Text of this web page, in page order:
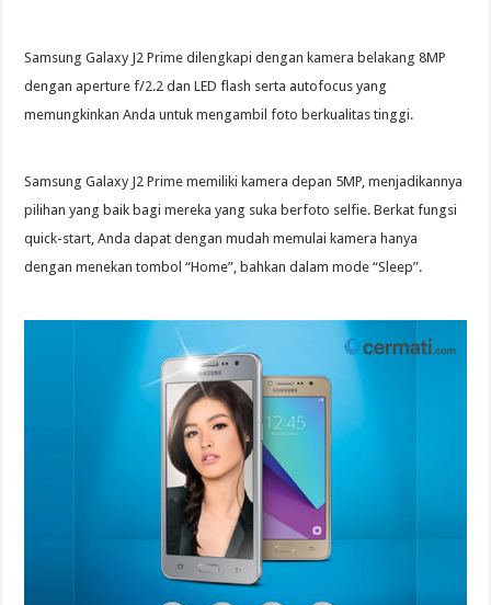
Samsung Galaxy J2 Prime dilengkapi dengan kamera belakang 8MP
dengan aperture f/2.2 dan LED flash serta autofocus yang
memungkinkan Anda untuk mengambil foto berkualitas tinggi.
Samsung Galaxy J2 Prime memiliki kamera depan 5MP, menjadikannya
pilihan yang baik bagi mereka yang suka berfoto selfie. Berkat fungsi
quick-start, Anda dapat dengan mudah memulai kamera hanya
dengan menekan tombol “Home”, bahkan dalam mode “Sleep”.